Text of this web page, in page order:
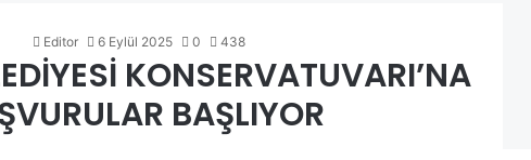
Editor 6 Eylül 2025 0 438
KONSERVATUVARI’NA
BAŞLIYOR